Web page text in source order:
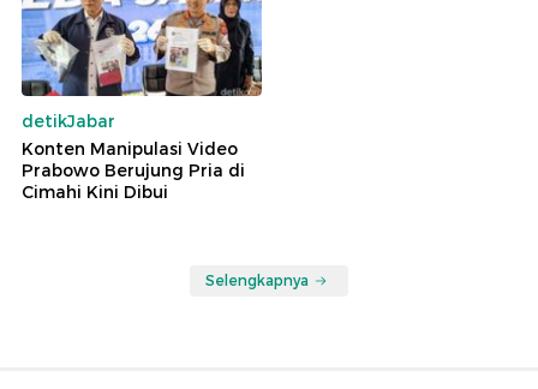
detikJabar
Konten Manipulasi Video
Prabowo Berujung Pria di
Cimahi Kini Dibui
Selengkapnya